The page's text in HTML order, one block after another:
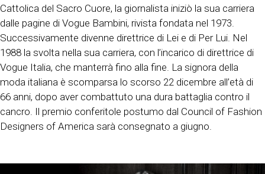
Cattolica del Sacro Cuore, la giornalista iniziò la sua carriera
dalle pagine di Vogue Bambini, rivista fondata nel 1973.
Successivamente divenne direttrice di Lei e di Per Lui. Nel
1988 la svolta nella sua carriera, con l’incarico di direttrice di
Vogue Italia, che manterrà fino alla fine. La signora della
moda italiana è scomparsa lo scorso 22 dicembre all’età di
66 anni, dopo aver combattuto una dura battaglia contro il
cancro. Il premio conferitole postumo dal Council of Fashion
Designers of America sarà consegnato a giugno.